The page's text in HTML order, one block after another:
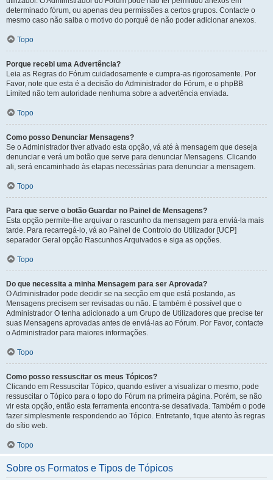
determinado fórum, ou apenas deu permissões a certos grupos. Contacte o
mesmo caso não saiba o motivo do porquê de não poder adicionar anexos.
Topo
Porque recebi uma Advertência?
Leia as Regras do Fórum cuidadosamente e cumpra-as rigorosamente. Por
Favor, note que esta é a decisão do Administrador do Fórum, e o phpBB
Limited não tem autoridade nenhuma sobre a advertência enviada.
Topo
Como posso Denunciar Mensagens?
Se o Administrador tiver ativado esta opção, vá até à mensagem que deseja
denunciar e verá um botão que serve para denunciar Mensagens. Clicando
ali, será encaminhado às etapas necessárias para denunciar a mensagem.
Topo
Para que serve o botão Guardar no Painel de Mensagens?
Esta opção permite-lhe arquivar o rascunho da mensagem para enviá-la mais
tarde. Para recarregá-lo, vá ao Painel de Controlo do Utilizador [UCP]
separador Geral opção Rascunhos Arquivados e siga as opções.
Topo
Do que necessita a minha Mensagem para ser Aprovada?
O Administrador pode decidir se na secção em que está postando, as
Mensagens precisem ser revisadas ou não. E também é possível que o
Administrador O tenha adicionado a um Grupo de Utilizadores que precise ter
suas Mensagens aprovadas antes de enviá-las ao Fórum. Por Favor, contacte
o Administrador para maiores informações.
Topo
Como posso ressuscitar os meus Tópicos?
Clicando em Ressuscitar Tópico, quando estiver a visualizar o mesmo, pode
ressuscitar o Tópico para o topo do Fórum na primeira página. Porém, se não
vir esta opção, então esta ferramenta encontra-se desativada. Também o pode
fazer simplesmente respondendo ao Tópico. Entretanto, fique atento às regras
do sítio web.
Topo
Sobre os Formatos e Tipos de Tópicos